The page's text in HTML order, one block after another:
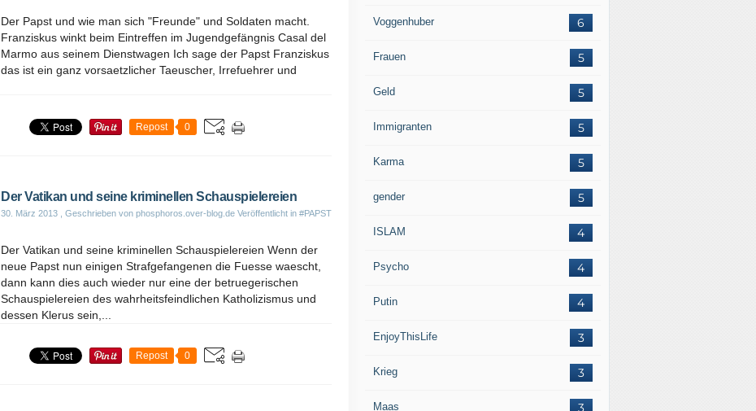
Der Papst und wie man sich "Freunde" und Soldaten macht.
Franziskus winkt beim Eintreffen im Jugendgefängnis Casal del
Marmo aus seinem Dienstwagen Ich sage der Papst Franziskus
das ist ein ganz vorsaetzlicher Taeuscher, Irrefuehrer und
Repost 0
Der Vatikan und seine kriminellen Schauspielereien
30. März 2013 , Geschrieben von phosphoros.over-blog.de Veröffentlicht in #PAPST
Der Vatikan und seine kriminellen Schauspielereien Wenn der
neue Papst nun einigen Strafgefangenen die Fuesse waescht,
dann kann dies auch wieder nur eine der betruegerischen
Schauspielereien des wahrheitsfeindlichen Katholizismus und
dessen Klerus sein,...
Repost 0
6
Voggenhuber
5
Frauen
5
Geld
5
Immigranten
5
Karma
5
gender
4
ISLAM
4
Psycho
4
Putin
3
EnjoyThisLife
3
Krieg
3
Maas